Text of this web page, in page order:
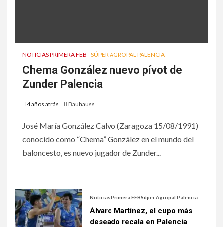
NOTICIAS PRIMERA FEB SÚPER AGROPAL PALENCIA
Chema González nuevo pívot de
Zunder Palencia
4 años atrás Bauhauss
José María González Calvo (Zaragoza 15/08/1991)
conocido como “Chema” González en el mundo del
baloncesto, es nuevo jugador de Zunder...
Noticias Primera FEBSúper Agropal Palencia
Álvaro Martínez, el cupo más
deseado recala en Palencia